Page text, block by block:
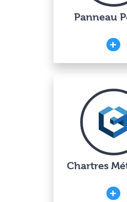
Panneau
Chartres